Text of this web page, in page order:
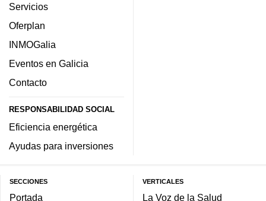
Servicios
Oferplan
INMOGalia
Eventos en Galicia
Contacto
RESPONSABILIDAD SOCIAL
Eficiencia energética
Ayudas para inversiones
SECCIONES
Portada
VERTICALES
La Voz de la Salud